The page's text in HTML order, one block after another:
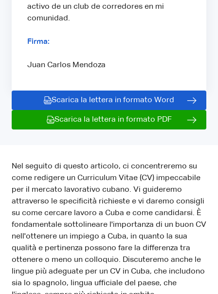
activo de un club de corredores en mi
comunidad.
Firma:
Juan Carlos Mendoza
Scarica la lettera in formato Word
Scarica la lettera in formato PDF
Nel seguito di questo articolo, ci concentreremo su
come redigere un Curriculum Vitae (CV) impeccabile
per il mercato lavorativo cubano. Vi guideremo
attraverso le specificità richieste e vi daremo consigli
su come cercare lavoro a Cuba e come candidarsi. È
fondamentale sottolineare l'importanza di un buon CV
nell'ottenere un impiego a Cuba, in quanto la sua
qualità e pertinenza possono fare la differenza tra
ottenere o meno un colloquio. Discuteremo anche le
lingue più adeguate per un CV in Cuba, che includono
sia lo spagnolo, lingua ufficiale del paese, che